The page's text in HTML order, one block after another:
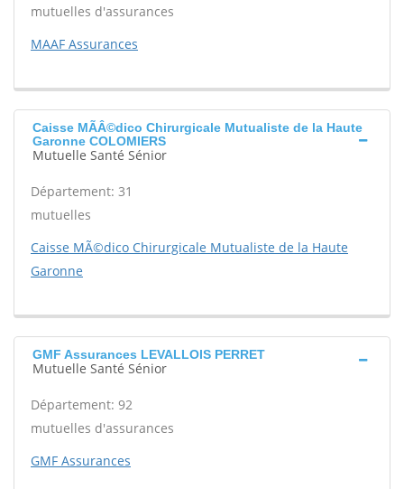
mutuelles d'assurances
MAAF Assurances
Caisse MÃÂ©dico Chirurgicale Mutualiste de la Haute
Garonne COLOMIERS
Mutuelle Santé Sénior
Département: 31
mutuelles
Caisse MÃ©dico Chirurgicale Mutualiste de la Haute
Garonne
GMF Assurances LEVALLOIS PERRET
Mutuelle Santé Sénior
Département: 92
mutuelles d'assurances
GMF Assurances